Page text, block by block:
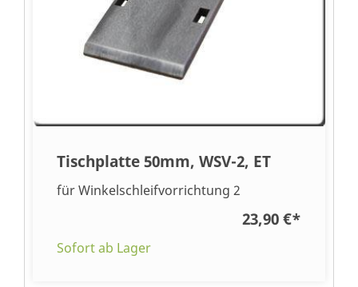
Tischplatte 50mm, WSV-2, ET
für Winkelschleifvorrichtung 2
23,90 €*
Sofort ab Lager